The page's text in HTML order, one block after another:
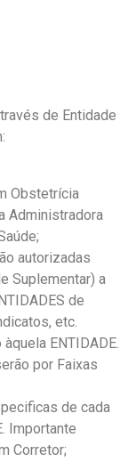
de Entidade
Obstetrícia
Administradora
autorizadas
Suplementar) a
de
etc.
ENTIDADE.
por Faixas
de cada
Importante
Corretor;